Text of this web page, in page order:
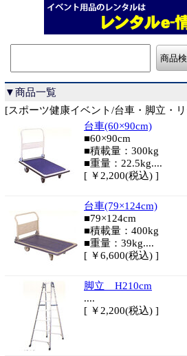
▼商品一覧
[スポーツ健康イベント/台車・脚立・
台車(60×90cm)
■60×90cm
■積載量：300kg
■重量：22.5kg....
[ ￥2,200(税込) ]
台車(79×124cm)
■79×124cm
■積載量：400kg
■重量：39kg....
[ ￥6,600(税込) ]
脚立 H210cm
....
[ ￥2,200(税込) ]